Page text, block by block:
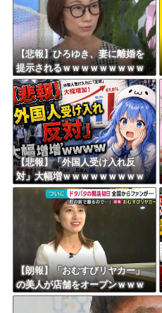
【悲報】ひろゆき、妻に離婚を
提示されるｗｗｗｗｗｗｗｗｗ
ｗｗｗｗｗｗｗ
【悲報】「外国人受け入れ反
対」大幅増ｗｗｗｗｗｗｗｗｗ
ｗｗｗｗｗｗｗｗｗ
【朗報】「おむすびリヤカー」
の美人が店舗をオープンｗｗｗ
ｗｗｗｗｗｗｗｗｗ